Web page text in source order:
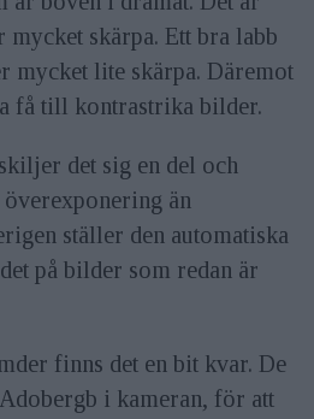
skärpa. Ett bra labb
mycket lite skärpa. Däremot
få till kontrastrika bilder.
det sig en del och
än
ställer den automatiska
på bilder som redan är
finns det en bit kvar. De
i kameran, för att